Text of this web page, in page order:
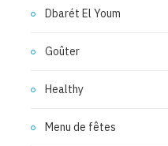
Dbarét El Youm
Goûter
Healthy
Menu de fêtes